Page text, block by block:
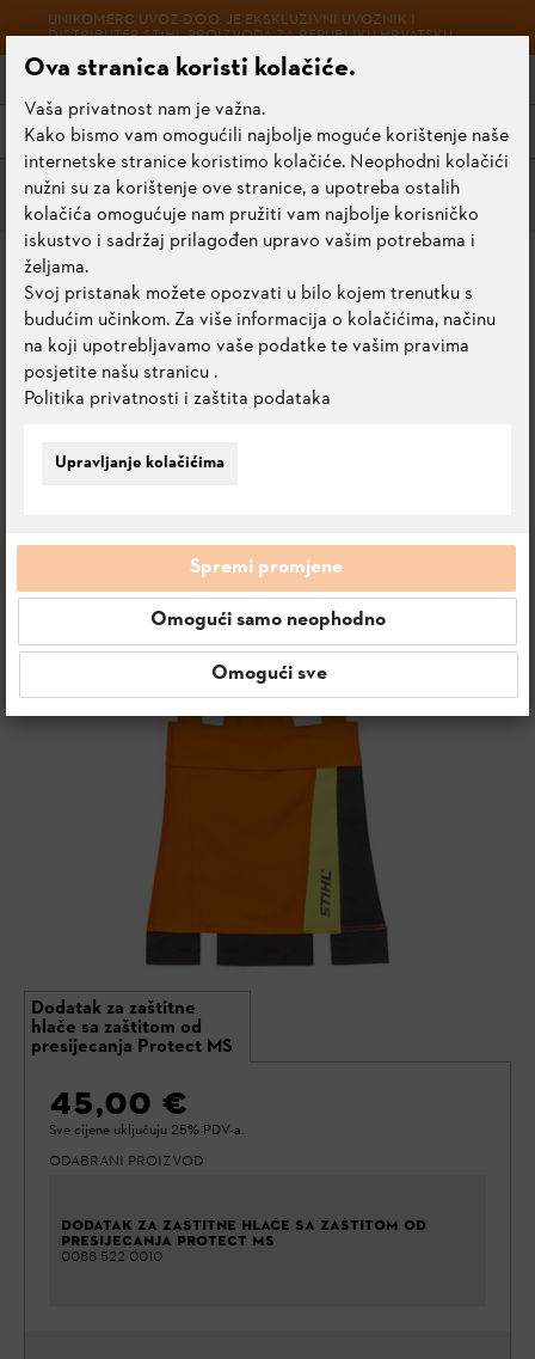
UNIKOMERC UVOZ D.O.O. JE EKSKLUZIVNI UVOZNIK I
DISTRIBUTER STIHL PROIZVODA ZA REPUBLIKU HRVATSKU
Izbornik
Signalna zaštitna radna odjeća
DODATAK ZA ZAŠTITNE
HLAČE SA ZAŠTITOM OD
PRESIJECANJA PROTECT
MS
0.0 Ocijeni ovaj proizvod
Dodatak za zaštitne
hlače sa zaštitom od
presijecanja Protect MS
45,00 €
Sve cijene uključuju 25% PDV-a.
ODABRANI PROIZVOD
DODATAK ZA ZAŠTITNE HLAČE SA ZAŠTITOM OD
PRESIJECANJA PROTECT MS
0088 522 0010
Upravljanje kolačićima
Ova stranica koristi kolačiće.
Vaša privatnost nam je važna.
Kako bismo vam omogućili najbolje moguće korištenje naše
internetske stranice koristimo kolačiće. Neophodni kolačići
nužni su za korištenje ove stranice, a upotreba ostalih
kolačića omogućuje nam pružiti vam najbolje korisničko
iskustvo i sadržaj prilagođen upravo vašim potrebama i
željama.
Svoj pristanak možete opozvati u bilo kojem trenutku s
budućim učinkom. Za više informacija o kolačićima, načinu
na koji upotrebljavamo vaše podatke te vašim pravima
posjetite našu stranicu
Politika privatnosti i zaštita podataka
.
Spremi promjene
Omogući samo neophodno
Omogući sve